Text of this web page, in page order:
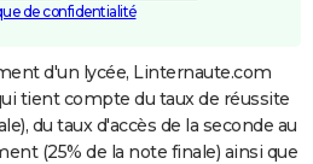
de confidentialité
d'un lycée, Linternaute.com
tient compte du taux de réussite
du taux d'accès de la seconde au
(25% de la note finale) ainsi que